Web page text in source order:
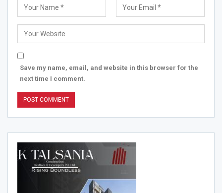
Save my name, email, and website in this browser for the
next time I comment.